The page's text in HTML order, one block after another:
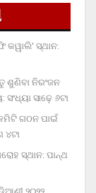
କୱାଲି’ ସ୍ଥାନ:
ଶୁଣିବା ନିରଂଜନ
ସାଢ଼େ ୬ଟା
ଗଠନ ପାଇଁ
୪ଟା
ସ୍ଥାନ: ପାନ୍ଥ